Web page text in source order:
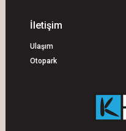
İletişim
Ulaşım
Otopark